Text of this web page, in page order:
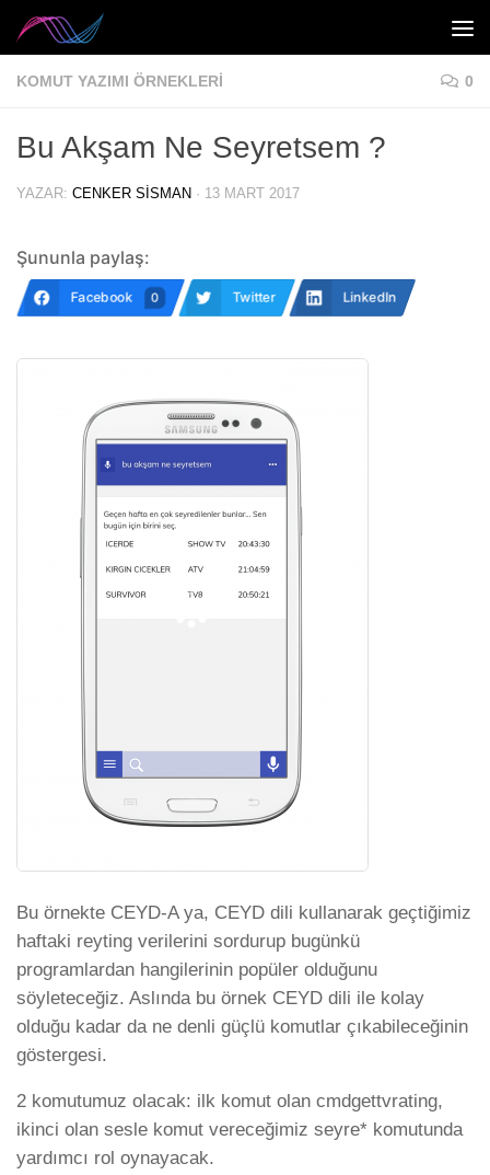
Skip to content
KOMUT YAZIMI ÖRNEKLERI 0
Bu Akşam Ne Seyretsem ?
YAZAR: CENKER SISMAN · 13 MART 2017
Şununla paylaş:
Facebook 0 Twitter LinkedIn
Bu örnekte CEYD-A ya, CEYD dili kullanarak geçtiğimiz
haftaki reyting verilerini sordurup bugünkü
programlardan hangilerinin popüler olduğunu
söyleteceğiz. Aslında bu örnek CEYD dili ile kolay
olduğu kadar da ne denli güçlü komutlar çıkabileceğinin
göstergesi.
2 komutumuz olacak: ilk komut olan cmdgettvrating,
ikinci olan sesle komut vereceğimiz seyre* komutunda
yardımcı rol oynayacak.